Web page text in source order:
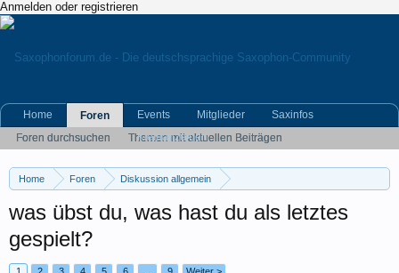
Anmelden oder registrieren
Home Foren
Diskussion allgemein
was übst du, was hast du als letztes
gespielt?
Home
Foren
Foren durchsuchen
Themen mit aktuellen Beiträgen
Events Mitglieder
Saxinfos
Kleinanzeigen